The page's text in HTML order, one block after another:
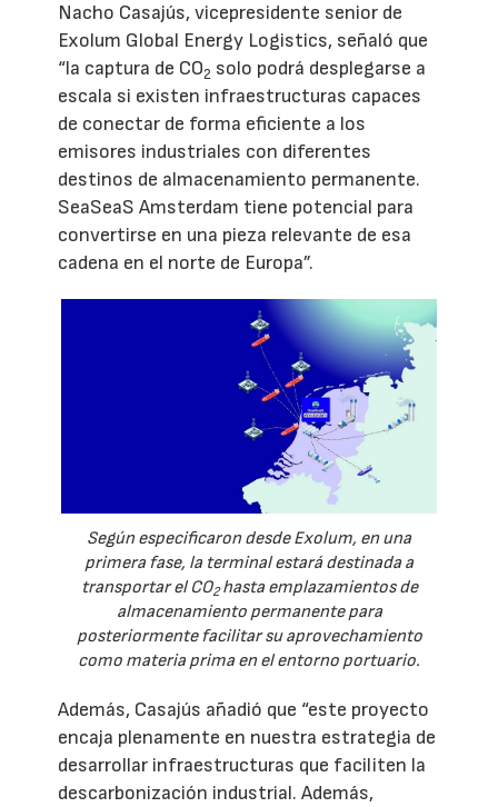
Nacho Casajús, vicepresidente senior de
Exolum Global Energy Logistics, señaló que
“la captura de CO2 solo podrá desplegarse a
escala si existen infraestructuras capaces
de conectar de forma eficiente a los
emisores industriales con diferentes
destinos de almacenamiento permanente.
SeaSeaS Amsterdam tiene potencial para
convertirse en una pieza relevante de esa
cadena en el norte de Europa”.
Según especificaron desde Exolum, en una
primera fase, la terminal estará destinada a
transportar el CO2hasta emplazamientos de
almacenamiento permanente para
posteriormente facilitar su aprovechamiento
como materia prima en el entorno portuario.
Además, Casajús añadió que “este proyecto
encaja plenamente en nuestra estrategia de
desarrollar infraestructuras que faciliten la
descarbonización industrial. Además,